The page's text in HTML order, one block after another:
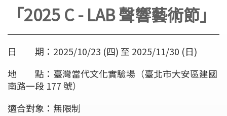
「2025 C - LAB 聲響藝術節」
日 期：2025/10/23 (四) 至 2025/11/30 (日)
地 點：臺灣當代文化實驗場（臺北市大安區建國
南路一段 177 號）
適合對象：無限制